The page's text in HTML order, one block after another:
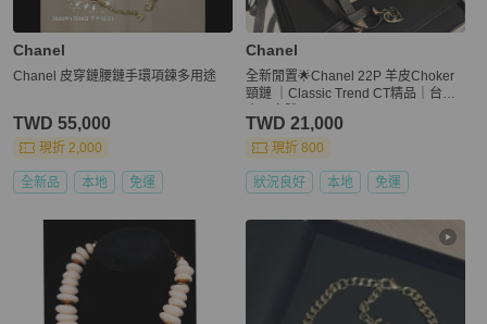
Chanel
Chanel 皮穿鏈腰鏈手環項鍊多用途
TWD 55,000
現折 2,000
全新品 本地 免運
Chanel
全新閒置🌟Chanel 22P 羊皮Choker
頸鏈 ｜Classic Trend CT精品｜台北
TWD 21,000
現折 800
狀況良好 本地 免運